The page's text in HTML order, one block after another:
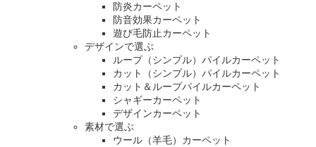
防炎カーペット
防音効果カーペット
遊び毛防止カーペット
デザインで選ぶ
ループ（シンプル）パイルカーペット
カット（シンプル）パイルカーペット
カット＆ループパイルカーペット
シャギーカーペット
デザインカーペット
素材で選ぶ
ウール（羊毛）カーペット